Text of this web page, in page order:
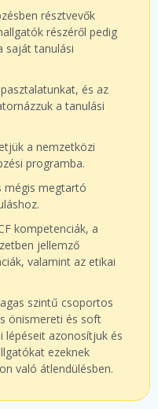
résztvevők
részéről pedig
saját tanulási
és az
a tanulási
a nemzetközi
programba.
megtartó
kompetenciák, a
jellemző
valamint az etikai
szintű csoportos
önismereti és soft
lépéseit azonosítjuk és
ezeknek
való átlendülésben.